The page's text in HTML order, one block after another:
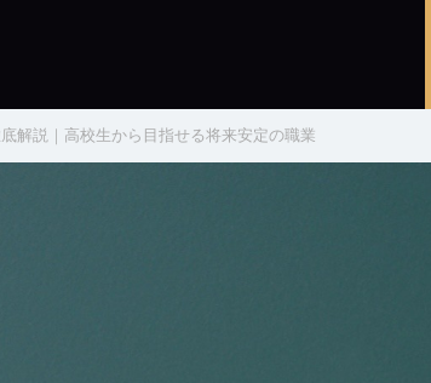
解説｜高校生から目指せる将来安定の職業